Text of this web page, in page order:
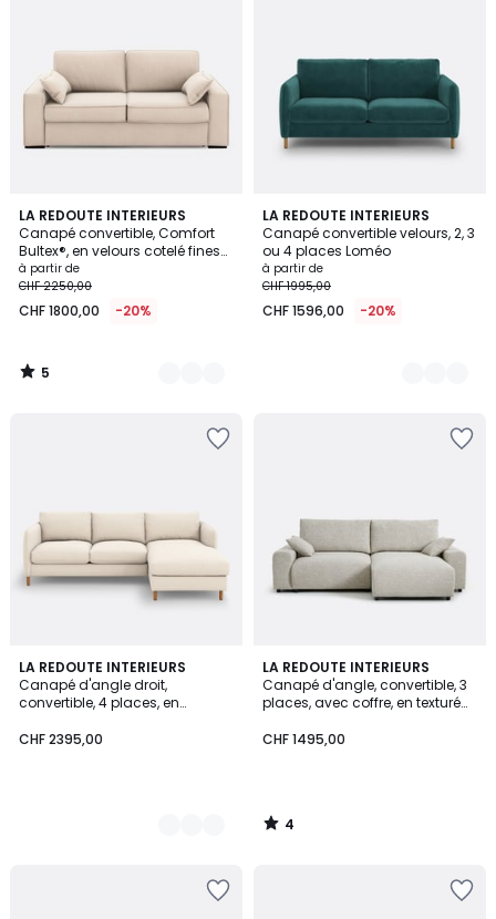
LA REDOUTE INTERIEURS
Canapé convertible, Comfort
Bultex®, en velours cotelé fines
cotes, CECILIA
à partir de
CHF 2250,00
CHF 1800,00 -20%
5
/
5
5
Couleurs
5
/
LA REDOUTE INTERIEURS
Canapé convertible velours, 2, 3
ou 4 places Loméo
à partir de
CHF 1995,00
CHF 1596,00 -20%
3
Couleurs
LA REDOUTE INTERIEURS
Canapé d'angle droit,
convertible, 4 places, en
CHF 2395,00
6
Couleurs
LA REDOUTE INTERIEURS
Canapé d'angle, convertible, 3
places, avec coffre, en texturé
CHF 1495,00
4
/
5
4
/